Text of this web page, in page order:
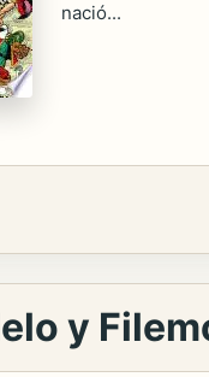
nació...
y